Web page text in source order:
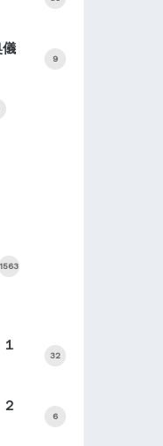
儀
9
1563
32
6